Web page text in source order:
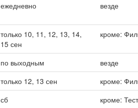
ежедневно везде
только 10, 11, 12, 13, 14,
15 сен
кроме:
по выходным
везде
только 12, 13 сен
кроме:
сб
кроме: